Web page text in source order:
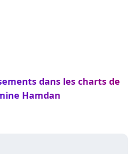
dans les charts de
Hamdan